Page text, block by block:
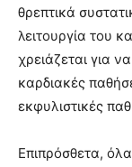
θρεπτικά
λειτουργία του
χρειάζεται για
καρδιακές
εκφυλιστικές
Επιπρόσθετα,